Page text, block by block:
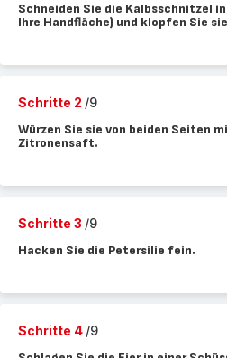
Schneiden Sie die Kalbsschnitzel
Ihre Handfläche) und klopfen Sie
Schritte 2 /9
Würzen Sie sie von beiden Seiten
Zitronensaft.
Schritte 3 /9
Hacken Sie die Petersilie fein.
Schritte 4 /9